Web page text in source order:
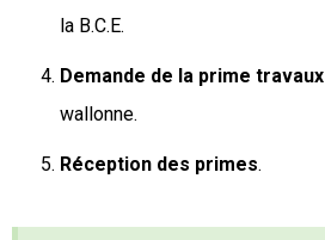
la B.C.E.
Demande de la prime travaux
wallonne.
Réception des primes.